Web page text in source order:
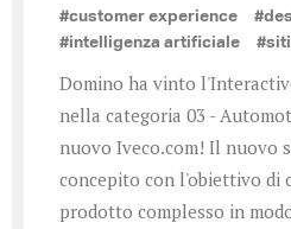
#customer experience
#intelligenza artificiale
Domino ha vinto
nella categoria 03 -
nuovo Iveco.com! Il nuovo
concepito con l'obiettivo di
prodotto complesso in